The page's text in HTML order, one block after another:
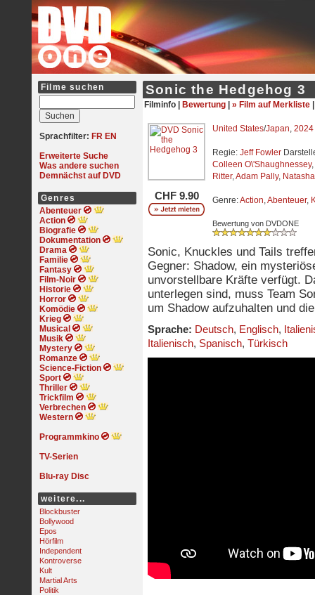
Filme suchen
Sprachfilter: FR EN
Erweiterte Suche
Was andere suchen
Demnächst auf DVD
Genres
Abenteuer
Action
Biografie
Dokumentation
Drama
Familie
Fantasy
Film-Noir
Historie
Horror
Komödie
Krieg
Musical
Musik
Mystery
Romanze
Science-Fiction
Sport
Thriller
Trickfilm
Verbrechen
Western
Programmkino
TV-Serien
Blu-ray Disc
weitere...
Blockbuster
Bollywood
Epos
Hörfilm
Independent
Kontroverse
Kult
Martial Arts
Politik
Sonic the Hedgehog 3
Filminfo | Bewertung » Film auf Merkliste
CHF 9.90
United States/Japan, 2024
Regie: Jeff Fowler
Colleen O\'Shaughnessey,
Ritter,Adam Pally,
Genre:Action,Abenteuer,
Bewertung von DVDONE
Sonic, Knuckles und Tails
Gegner: Shadow, ein
unvorstellbare Kräfte verfügt.
unterlegen sind, muss Team
um Shadow aufzuhalten und
Sprache: Deutsch, Englisch,
Italienisch, Spanisch, Türkisch